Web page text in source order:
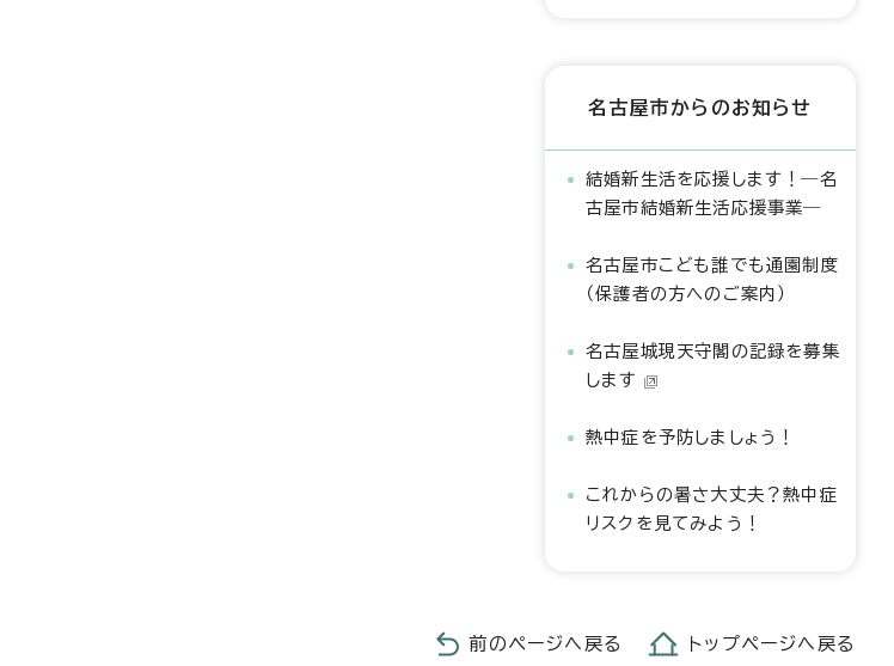
名古屋市からのお知らせ
結婚新生活を応援します！―名
古屋市結婚新生活応援事業―
名古屋市こども誰でも通園制度
（保護者の方へのご案内）
名古屋城現天守閣の記録を募集
します
熱中症を予防しましょう！
これからの暑さ大丈夫？熱中症
リスクを見てみよう！
前のページへ戻る トップページへ戻る